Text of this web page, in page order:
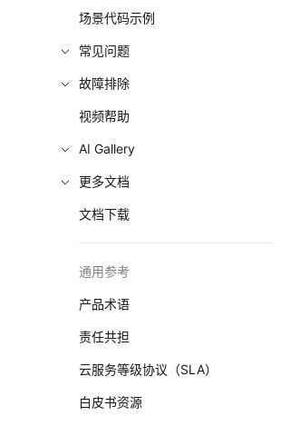
场景代码示例
常见问题
故障排除
视频帮助
AI Gallery
更多文档
文档下载
通用参考
产品术语
责任共担
云服务等级协议（SLA）
白皮书资源